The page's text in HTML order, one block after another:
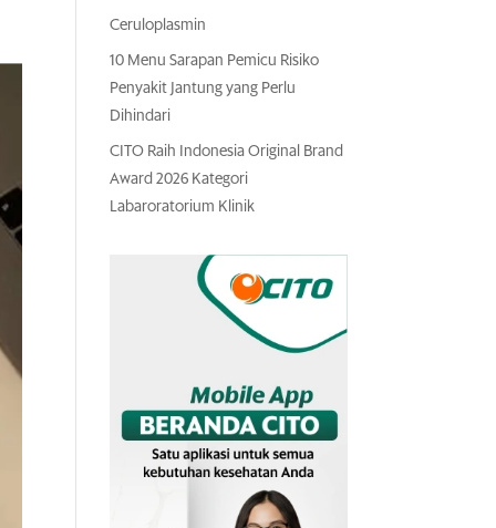
Ceruloplasmin
10 Menu Sarapan Pemicu Risiko
Penyakit Jantung yang Perlu
Dihindari
CITO Raih Indonesia Original Brand
Award 2026 Kategori
Labaroratorium Klinik